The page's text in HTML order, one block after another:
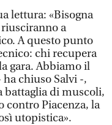
lettura: «Bisogna
a
A questo punto
chi recupera
gara. Abbiamo il
chiuso Salvi -,
battaglia di muscoli,
contro Piacenza, la
utopistica».